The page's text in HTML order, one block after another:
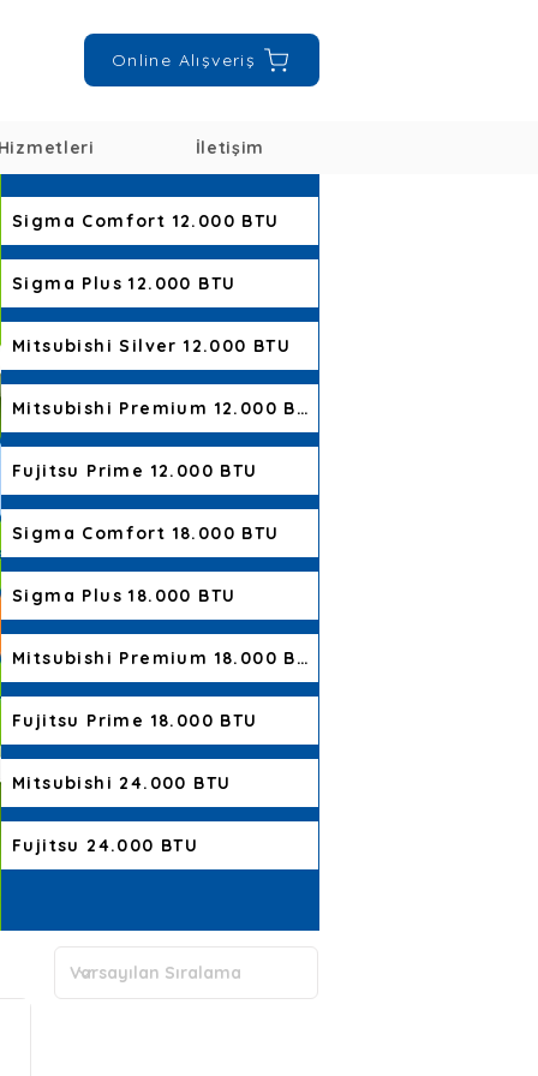
Online Alışveriş
İletişim
Sigma Comfort 12.000 BTU
Sigma Plus 12.000 BTU
Mitsubishi Silver 12.000 BTU
Mitsubishi Premium 12.000 BTU
Fujitsu Prime 12.000 BTU
Sigma Comfort 18.000 BTU
Sigma Plus 18.000 BTU
Mitsubishi Premium 18.000 BTU
Fujitsu Prime 18.000 BTU
Mitsubishi 24.000 BTU
Fujitsu 24.000 BTU